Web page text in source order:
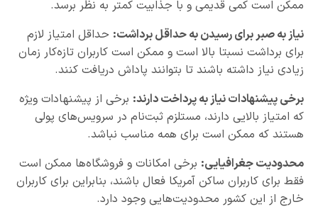
ممکن است کمی قدیمی و با جذابیت کمتر به نظر برسد.
نیاز به صبر برای رسیدن به حداقل برداشت: حداقل امتیاز لازم
برای برداشت نسبتا بالا است و ممکن است کاربران تازه‌کار زمان
زیادی نیاز داشته باشند تا بتوانند پاداش دریافت کنند.
برخی پیشنهادات نیاز به پرداخت دارند: برخی از پیشنهادات ویژه
که امتیاز بالایی دارند، مستلزم ثبت‌نام در سرویس‌های پولی
هستند که ممکن است برای همه مناسب نباشد.
محدودیت جغرافیایی: برخی امکانات و فروشگاه‌ها ممکن است
فقط برای کاربران ساکن آمریکا فعال باشند، بنابراین برای کاربران
خارج از این کشور محدودیت‌هایی وجود دارد.